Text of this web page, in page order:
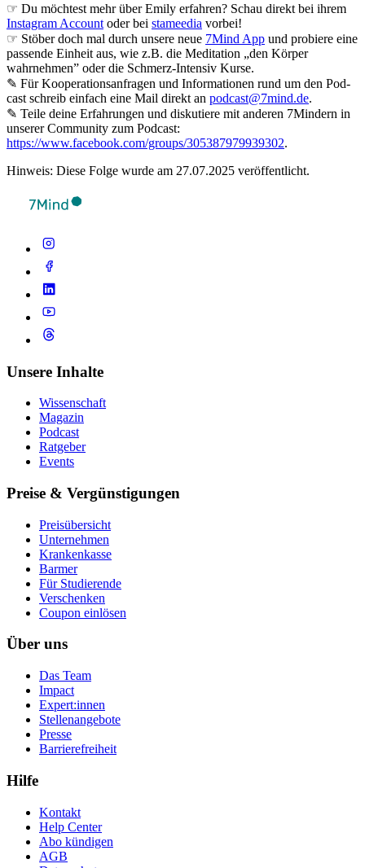
☞ Du möchtest mehr über Emily erfahren? Schau direkt bei ihrem
Instagram Account oder bei stameedia vorbei!
☞ Stöber doch mal durch unsere neue 7Mind App und probiere eine
passende Einheit aus, wie z.B. die Meditation „den Körper
wahrnehmen” oder die Schmerz-Intensiv Kurse.
✎ Für Koope­ra­ti­ons­an­fra­gen und Infor­ma­tio­nen rund um den Pod­
cast schreib ein­fach eine Mail direkt an podcast@7mind.de.
✎ Teile deine Erfahrungen und diskutiere mit anderen 7Mindern in
unserer Community zum Podcast:
https://www.facebook.com/groups/305387979939302.
Hinweis: Diese Folge wurde am 27.07.2025 veröffentlicht.
Unsere Inhalte
Wissenschaft
Magazin
Podcast
Ratgeber
Events
Preise & Vergünstigungen
Preisübersicht
Unternehmen
Krankenkasse
Barmer
Für Studierende
Ver­schen­ken
Coupon einlösen
Über uns
Das Team
Impact
Expert:innen
Stellenangebote
Presse
Barrierefreiheit
Hilfe
Kontakt
Help Center
Abo kündigen
AGB